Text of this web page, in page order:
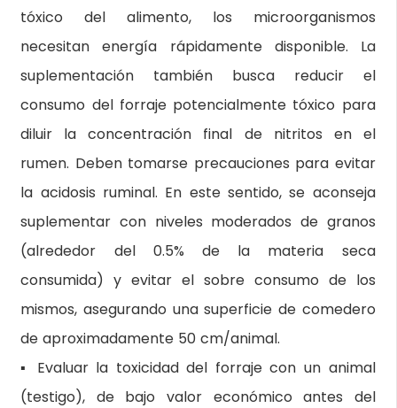
tóxico del alimento, los microorganismos
necesitan energía rápidamente disponible. La
suplementación también busca reducir el
consumo del forraje potencialmente tóxico para
diluir la concentración final de nitritos en el
rumen. Deben tomarse precauciones para evitar
la acidosis ruminal. En este sentido, se aconseja
suplementar con niveles moderados de granos
(alrededor del 0.5% de la materia seca
consumida) y evitar el sobre consumo de los
mismos, asegurando una superficie de comedero
de aproximadamente 50 cm/animal.
▪ Evaluar la toxicidad del forraje con un animal
(testigo), de bajo valor económico antes del